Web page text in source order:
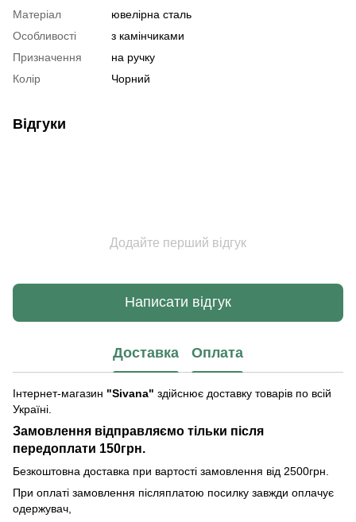
Матеріал
ювелірна сталь
Особливості
з камінчиками
Призначення
на ручку
Колір
Чорний
Відгуки
Додайте перший відгук
Написати відгук
Доставка Оплата
Інтернет-магазин "Sivana" здійснює доставку товарів по всій
Україні.
Замовлення відправляємо тільки після
передоплати 150грн.
Безкоштовна доставка при вартості замовлення від 2500грн.
При оплаті замовлення післяплатою посилку завжди оплачує
одержувач,